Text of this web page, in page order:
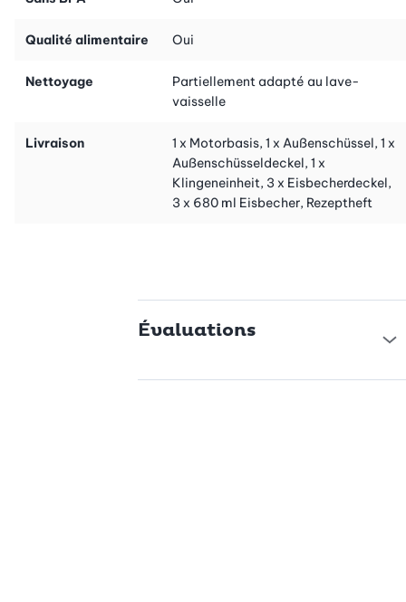
invitent à déguster vos créations directement à la cuillère dans
machine à glace Ninja et découvrez comme il est facile de créer
Qualité alimentaire Oui
Nettoyage
Partiellement adapté au lave-
vaisselle
Livraison
1 x Motorbasis, 1 x Außenschüssel, 1 x
Außenschüsseldeckel, 1 x
Klingeneinheit, 3 x Eisbecherdeckel,
3 x 680 ml Eisbecher, Rezeptheft
Évaluations